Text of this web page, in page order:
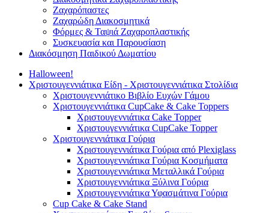
Ζαχαρόπαστες
Ζαχαρώδη Διακοσμητικά
Φόρμες & Ταψιά Ζαχαροπλαστικής
Συσκευασία και Παρουσίαση
Διακόσμηση Παιδικού Δωματίου
Halloween!
Χριστουγεννιάτικα Είδη - Χριστουγεννιάτικα Στολίδια
Χριστουγεννιάτικο Βιβλίο Ευχών Γάμου
Χριστουγεννιάτικα CupCake & Cake Toppers
Χριστουγεννιάτικα Cake Topper
Χριστουγεννιάτικα CupCake Topper
Χριστουγεννιάτικα Γούρια
Χριστουγεννιάτικα Γούρια από Plexiglass
Χριστουγεννιάτικα Γούρια Κοσμήματα
Χριστουγεννιάτικα Μεταλλικά Γούρια
Χριστουγεννιάτικα Ξύλινα Γούρια
Χριστουγεννιάτικα Υφασμάτινα Γούρια
Cup Cake & Cake Stand